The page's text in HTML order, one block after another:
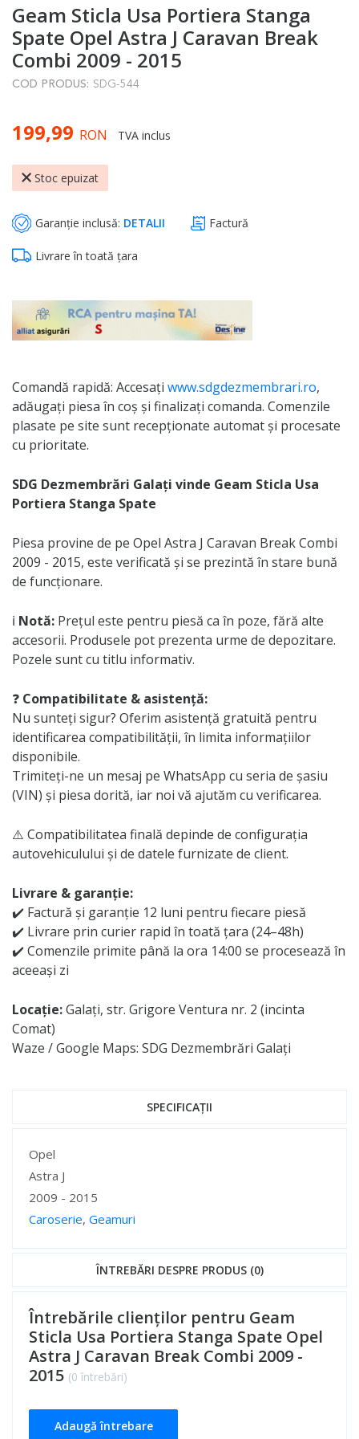
to
the
beginning
of
the
gallery
Geam Sticla Usa Portiera Stanga
Spate Opel Astra J Caravan Break
Combi 2009 - 2015
COD PRODUS: SDG-544
199,99 RON TVA inclus
Stoc epuizat
Garanție inclusă: DETALII Factură
Livrare în toată țara
Comandă rapidă: Accesați www.sdgdezmembrari.ro,
adăugați piesa în coș și finalizați comanda. Comenzile
plasate pe site sunt recepționate automat și procesate
cu prioritate.
SDG Dezmembrări Galați vinde Geam Sticla Usa
Portiera Stanga Spate
Piesa provine de pe Opel Astra J Caravan Break Combi
2009 - 2015, este verificată și se prezintă în stare bună
de funcționare.
ℹ️ Notă: Prețul este pentru piesă ca în poze, fără alte
accesorii. Produsele pot prezenta urme de depozitare.
Pozele sunt cu titlu informativ.
❓ Compatibilitate & asistență:
Nu sunteți sigur? Oferim asistență gratuită pentru
identificarea compatibilității, în limita informațiilor
disponibile.
Trimiteți-ne un mesaj pe WhatsApp cu seria de șasiu
(VIN) și piesa dorită, iar noi vă ajutăm cu verificarea.
⚠️ Compatibilitatea finală depinde de configurația
autovehiculului și de datele furnizate de client.
Livrare & garanție:
✔️ Factură și garanție 12 luni pentru fiecare piesă
✔️ Livrare prin curier rapid în toată țara (24–48h)
✔️ Comenzile primite până la ora 14:00 se procesează în
aceeași zi
Locație:Galați, str. Grigore Ventura nr. 2 (incinta
Comat)
Waze / Google Maps: SDG Dezmembrări Galați
SPECIFICAȚII
Specificații
Opel
Astra J
2009 - 2015
Caroserie, Geamuri
ÎNTREBĂRI DESPRE PRODUS (0)
Întrebările clienților pentru Geam
Sticla Usa Portiera Stanga Spate Opel
Astra J Caravan Break Combi 2009 -
2015 (0 întrebări)
Adaugă întrebare